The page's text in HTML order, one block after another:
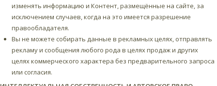
изменять информацию и Контент, размещённые на сайте, за
исключением случаев, когда на это имеется разрешение
правообладателя.
Вы не можете собирать данные в рекламных целях, отправлять
рекламу и сообщения любого рода в целях продаж и других
целях коммерческого характера без предварительного запроса
или согласия.